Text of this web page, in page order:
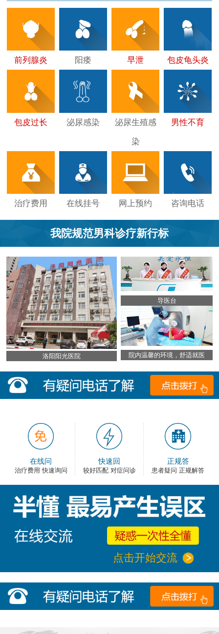
前列腺炎 阳痿 早泄 包皮龟头炎
包皮过长 泌尿感染 泌尿生殖感
染
男性不育
治疗费用 在线挂号 网上预约 咨询电话
我院规范男科诊疗新行标
洛阳阳光医院
导医台
院内温馨的环境，舒适就医
在线问
治疗费用 快速询问
快速回
较好匹配 对症问诊
正规答
患者疑问 正规解答
点击开始交流